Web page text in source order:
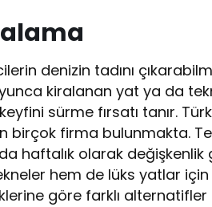
denizin tadını
kiralanan yat ya da
sürme fırsatı tanır.
birçok firma bulunmakta.
haftalık olarak değişkenlik
hem de lüks yatlar
göre farklı alternatifler